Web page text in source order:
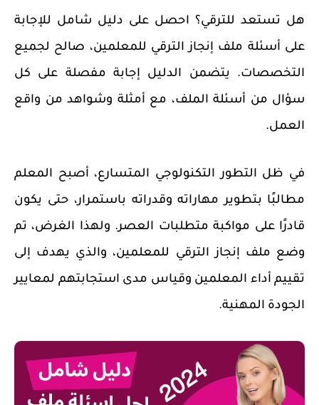
هل تستعد للترقي؟ احصل على دليل شامل للإجابة
على أسئلة ملف إنجاز الترقي للمعلمين، صالح لجميع
التخصصات. يتضمن الدليل إجابة مفصلة على كل
سؤال من أسئلة الملف، مع أمثلة وشواهد من واقع
العمل.
في ظل التطور التكنولوجي المتسارع، أصبح المعلم
مطالبًا بتطوير مهاراته وقدراته باستمرار، حتى يكون
قادرًا على مواكبة متطلبات العصر. ولهذا الغرض، تم
وضع ملف إنجاز الترقي للمعلمين، والذي يهدف إلى
تقييم أداء المعلمين وقياس مدى استجابتهم لمعايير
الجودة المهنية.